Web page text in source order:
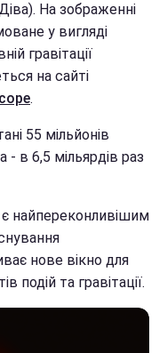
На зображенні
у вигляді
гравітації
на сайті
.
55 мільйонів
- в 6,5 мільярдів раз
найпереконливішим
нове вікно для
подій та гравітації.